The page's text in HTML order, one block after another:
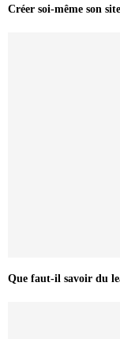
Créer soi-même son
Que faut-il savoir du